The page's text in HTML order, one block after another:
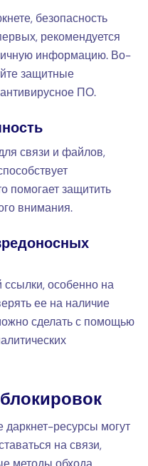
безопасность
рекомендуется
информацию. Во-
защитные
ПО.
связи и файлов,
помогает защитить
внимания.
особенно на
ее на наличие
сделать с помощью
даркнет-ресурсы могут
на связи,